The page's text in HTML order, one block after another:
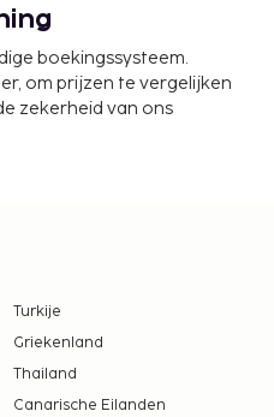
km
County) - 35,8 km
County) - 60,3
gratis wifi.
worden betaald. De
300 te betalen.
boekingssysteem.
om prijzen te vergelijken
zekerheid van ons
Turkije
Griekenland
Thailand
Canarische Eilanden